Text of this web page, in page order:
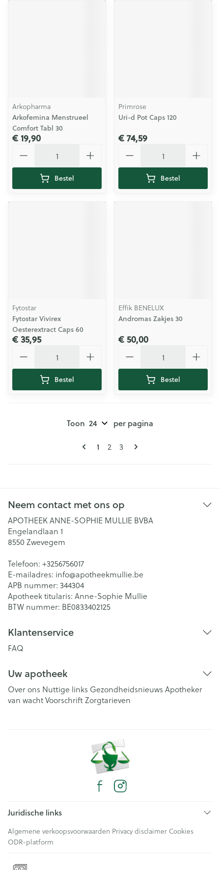
Arkopharma
Arkofemina Menstrueel
Comfort Tabl 30
€ 19,90
Bestel
Primrose
Uri-d Pot Caps 120
€ 74,59
Bestel
Fytostar
Fytostar Vivirex
Oesterextract Caps 60
€ 35,95
Bestel
Effik BENELUX
Andromas Zakjes 30
€ 50,00
Bestel
Pagina's
U lees momenteel pagina
1 Pagina
2 Pagina
3
Toon per pagina
Neem contact met ons op
APOTHEEK ANNE-SOPHIE MULLIE BVBA
Engelandlaan 1
8550 Zwevegem
Telefoon: +3256756017
E-mailadres: info@apotheekmullie.be
APB nummer: 344304
Apotheek titularis: Anne-Sophie Mullie
BTW nummer: BE0833402125
Klantenservice
FAQ
Uw apotheek
Over ons Nuttige links Gezondheidsnieuws Apotheker
van wachtVoorschriftZorgtarieven
Juridische links
Algemene verkoopsvoorwaarden Privacy disclaimer Cookies
ODR-platform